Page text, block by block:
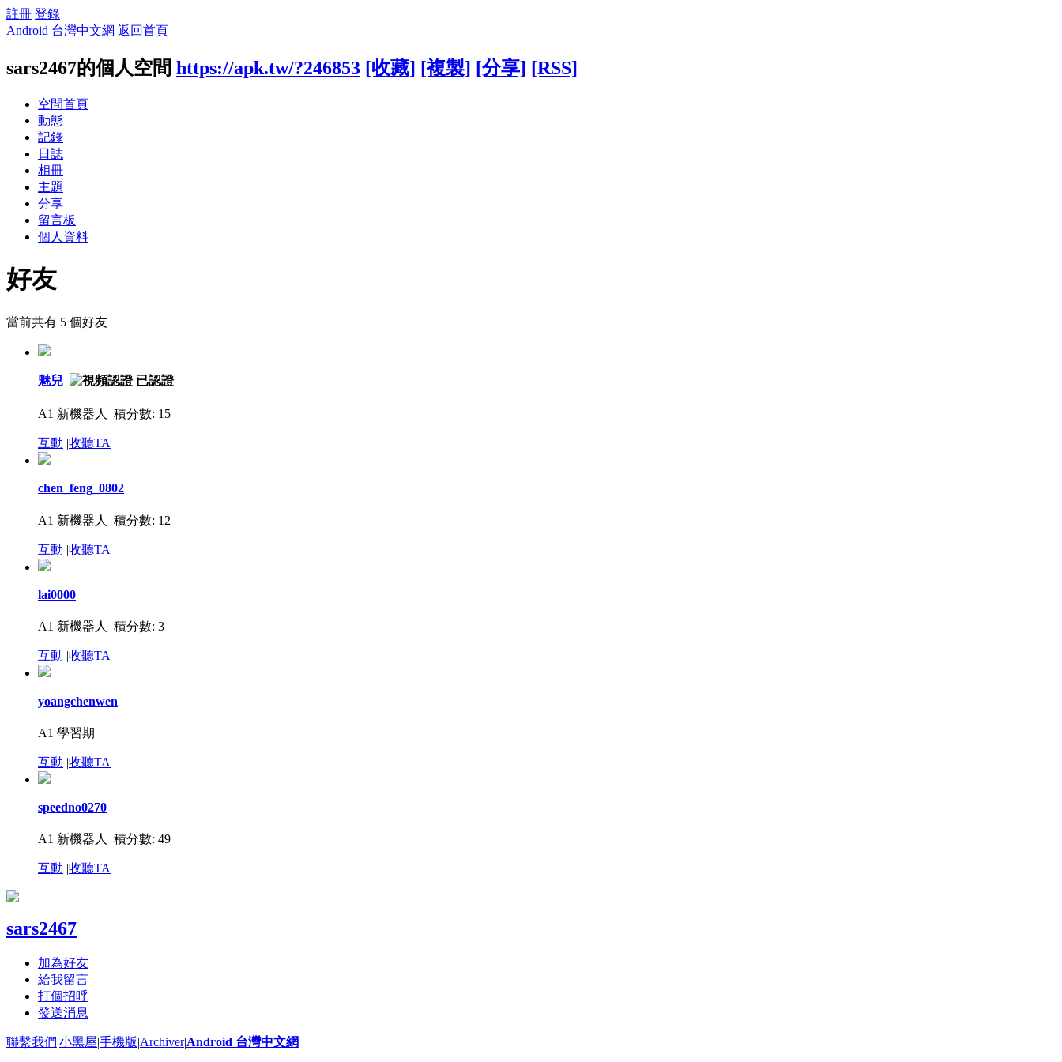
註冊 登錄
Android 台灣中文網 返回首頁
sars2467的個人空間 https://apk.tw/?246853 [收藏] [複製] [分享] [RSS]
空間首頁
動態
記錄
日誌
相冊
主題
分享
留言板
個人資料
好友
當前共有 5 個好友
魅兒
A1 新機器人 積分數: 15
互動 |收聽TA
chen_feng_0802
A1 新機器人 積分數: 12
互動 |收聽TA
lai0000
A1 新機器人 積分數: 3
互動 |收聽TA
yoangchenwen
A1 學習期
互動 |收聽TA
speedno0270
A1 新機器人 積分數: 49
互動 |收聽TA
sars2467
加為好友
給我留言
打個招呼
發送消息
聯繫我們|小黑屋|手機版|Archiver|Android 台灣中文網